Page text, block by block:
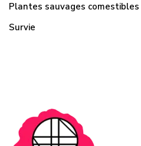
Plantes sauvages comestibles
Survie